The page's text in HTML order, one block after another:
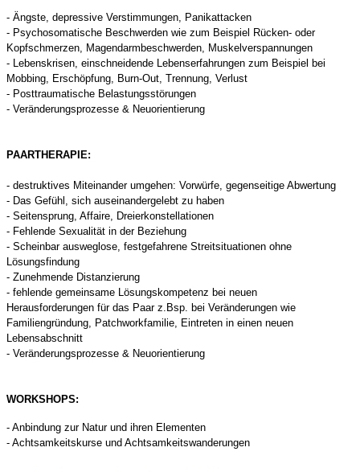
- Ängste, depressive Verstimmungen, Panikattacken
- Psychosomatische Beschwerden wie zum Beispiel Rücken- oder
Kopfschmerzen, Magendarmbeschwerden, Muskelverspannungen
- Lebenskrisen, einschneidende Lebenserfahrungen zum Beispiel bei
Mobbing, Erschöpfung, Burn-Out, Trennung, Verlust
- Posttraumatische Belastungsstörungen
- Veränderungsprozesse & Neuorientierung
PAARTHERAPIE:
- destruktives Miteinander umgehen: Vorwürfe, gegenseitige Abwertung
- Das Gefühl, sich auseinandergelebt zu haben
- Seitensprung, Affaire, Dreierkonstellationen
- Fehlende Sexualität in der Beziehung
- Scheinbar ausweglose, festgefahrene Streitsituationen ohne
Lösungsfindung
- Zunehmende Distanzierung
- fehlende gemeinsame Lösungskompetenz bei neuen
Herausforderungen für das Paar z.Bsp. bei Veränderungen wie
Familiengründung, Patchworkfamilie, Eintreten in einen neuen
Lebensabschnitt
- Veränderungsprozesse & Neuorientierung
WORKSHOPS:
- Anbindung zur Natur und ihren Elementen
- Achtsamkeitskurse und Achtsamkeitswanderungen